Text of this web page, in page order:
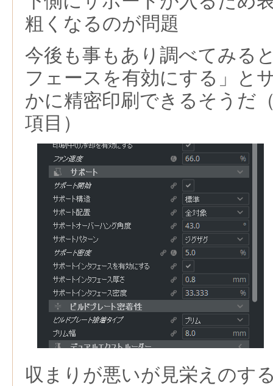
粗くなるのが問題
今後も事もあり調べてみる
フェースを有効にする」と
かに精密印刷できるそうだ
項目）
収まりが悪いが見栄えのす